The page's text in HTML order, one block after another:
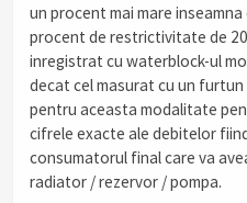
un procent mai mare
procent de restrictivitate de
inregistrat cu waterblock-ul
decat cel masurat cu un
pentru aceasta modalitate
cifrele exacte ale debitelor
consumatorul final care va
radiator / rezervor / pompa.